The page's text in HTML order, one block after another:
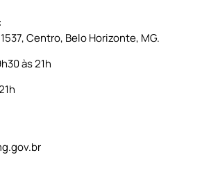
Centro, Belo Horizonte, MG.
às 21h